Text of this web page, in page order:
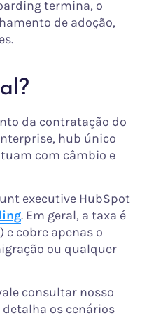
termina, o
de adoção,
da contratação do
hub único
com câmbio e
executive HubSpot
. Em geral, a taxa é
cobre apenas o
ou qualquer
consultar nosso
detalha os cenários